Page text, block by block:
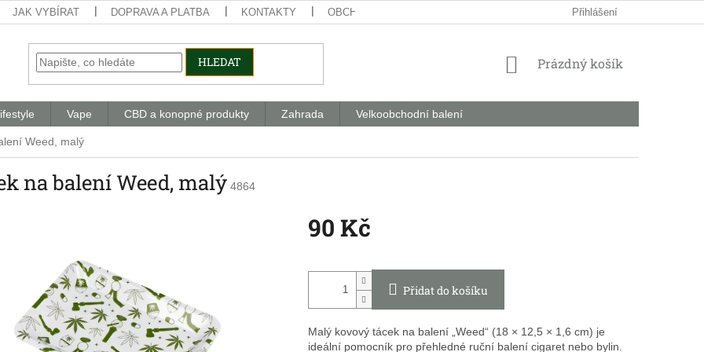
JAK VYBÍRAT DOPRAVA A PLATBA KONTAKTY OBCHODNÍ PODMÍNKY PODMÍNKY OCHRANY OSOBNÍCH ÚDAJŮ
Přihlášení
HLEDAT
NÁKUPNÍ
Prázdný košík
Vape CBD a konopné produkty Zahrada Velkoobchodní balení
Weed, malý
na balení Weed, malý 4864
90 Kč
cena:
Přidat do košíku
Malý kovový tácek na balení „Weed“ (18 × 12,5 × 1,6 cm) je
ideální pomocník pro přehledné ruční balení cigaret nebo bylin.